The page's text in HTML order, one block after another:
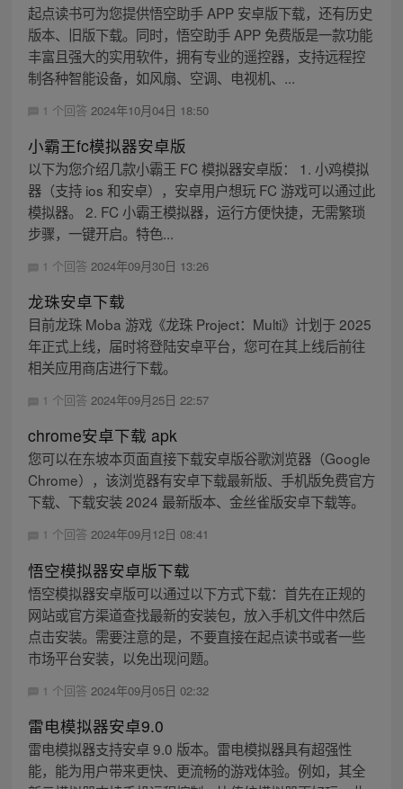
起点读书可为您提供悟空助手 APP 安卓版下载，还有历史
版本、旧版下载。同时，悟空助手 APP 免费版是一款功能
丰富且强大的实用软件，拥有专业的遥控器，支持远程控
制各种智能设备，如风扇、空调、电视机、...
1 个回答 2024年10月04日 18:50
小霸王fc模拟器安卓版
以下为您介绍几款小霸王 FC 模拟器安卓版： 1. 小鸡模拟
器（支持 ios 和安卓），安卓用户想玩 FC 游戏可以通过此
模拟器。 2. FC 小霸王模拟器，运行方便快捷，无需繁琐
步骤，一键开启。特色...
1 个回答 2024年09月30日 13:26
龙珠安卓下载
目前龙珠 Moba 游戏《龙珠 Project：Multi》计划于 2025
年正式上线，届时将登陆安卓平台，您可在其上线后前往
相关应用商店进行下载。
1 个回答 2024年09月25日 22:57
chrome安卓下载 apk
您可以在东坡本页面直接下载安卓版谷歌浏览器（Google
Chrome），该浏览器有安卓下载最新版、手机版免费官方
下载、下载安装 2024 最新版本、金丝雀版安卓下载等。
1 个回答 2024年09月12日 08:41
悟空模拟器安卓版下载
悟空模拟器安卓版可以通过以下方式下载：首先在正规的
网站或官方渠道查找最新的安装包，放入手机文件中然后
点击安装。需要注意的是，不要直接在起点读书或者一些
市场平台安装，以免出现问题。
1 个回答 2024年09月05日 02:32
雷电模拟器安卓9.0
雷电模拟器支持安卓 9.0 版本。雷电模拟器具有超强性
能，能为用户带来更快、更流畅的游戏体验。例如，其全